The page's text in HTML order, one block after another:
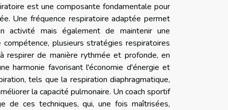
est une composante fondamentale pour
Une fréquence respiratoire adaptée permet
activité mais également de maintenir une
plusieurs stratégies respiratoires
de manière rythmée et profonde, en
harmonie favorisant l'économie d'énergie et
tels que la respiration diaphragmatique,
la capacité pulmonaire. Un coach sportif
de ces techniques, qui, une fois maîtrisées,